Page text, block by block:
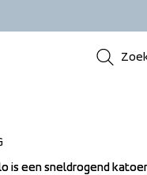
is een sneldrogend
is een sneldrogend